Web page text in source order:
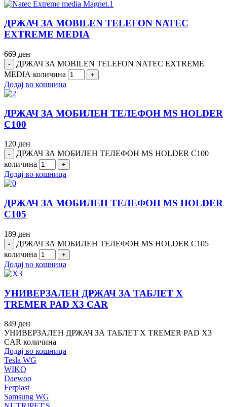
ДРЖАЧ ЗА MOBILEN TELEFON NАТЕC
ЕXТRЕМЕ МЕDIА
669 ден
ДРЖАЧ ЗА MOBILEN TELEFON NАТЕC ЕXТRЕМЕ
МЕDIА количина
Додај во кошница
ДРЖАЧ ЗА МОБИЛЕН ТЕЛЕФОН MS HOLDER
C100
120 ден
ДРЖАЧ ЗА МОБИЛЕН ТЕЛЕФОН MS HOLDER C100
количина
Додај во кошница
ДРЖАЧ ЗА МОБИЛЕН ТЕЛЕФОН MS HOLDER
C105
189 ден
ДРЖАЧ ЗА МОБИЛЕН ТЕЛЕФОН MS HOLDER C105
количина
Додај во кошница
УНИВЕРЗАЛЕН ДРЖАЧ ЗА ТАБЛЕТ X
TRЕМЕR PAD X3 CAR
849 ден
УНИВЕРЗАЛЕН ДРЖАЧ ЗА ТАБЛЕТ X TRЕМЕR PAD X3
CAR количина
Додај во кошница
Tesla WG
WIKO
Daewoo
Ferplast
Samsung WG